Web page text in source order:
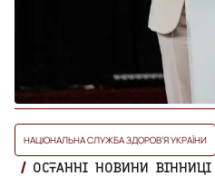
НАЦІОНАЛЬНА СЛУЖБА ЗДОРОВʼЯ УКРАЇНИ
ОСТАННІ НОВИНИ ВІННИЦІ